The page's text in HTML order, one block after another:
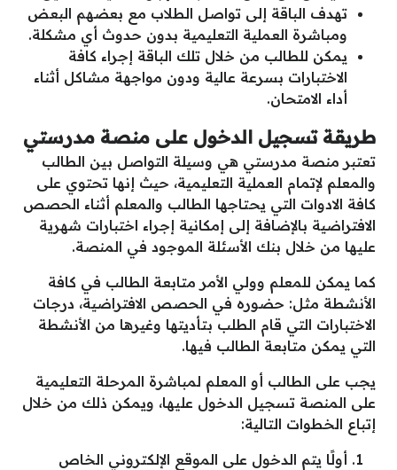
تهدف الباقة إلى تواصل الطلاب مع بعضهم البعض
ومباشرة العملية التعليمية بدون حدوث أي مشكلة.
يمكن للطالب من خلال تلك الباقة إجراء كافة
الاختبارات بسرعة عالية ودون مواجهة مشاكل أثناء
أداء الامتحان.
طريقة تسجيل الدخول على منصة مدرستي
تعتبر منصة مدرستي هي وسيلة التواصل بين الطالب
والمعلم لإتمام العملية التعليمية، حيث إنها تحتوي على
كافة الادوات التي يحتاجها الطالب والمعلم أثناء الحصص
الافتراضية بالإضافة إلى إمكانية إجراء اختبارات شهرية
عليها من خلال بنك الأسئلة الموجود في المنصة.
كما يمكن للمعلم وولي الأمر متابعة الطالب في كافة
الأنشطة مثل: حضوره في الحصص الافتراضية، درجات
الاختبارات التي قام الطلب بتأديتها وغيرها من الأنشطة
التي يمكن متابعة الطالب فيها.
يجب على الطالب أو المعلم لمباشرة المرحلة التعليمية
على المنصة تسجيل الدخول عليها، ويمكن ذلك من خلال
إتباع الخطوات التالية:
أولًا يتم الدخول على الموقع الإلكتروني الخاص